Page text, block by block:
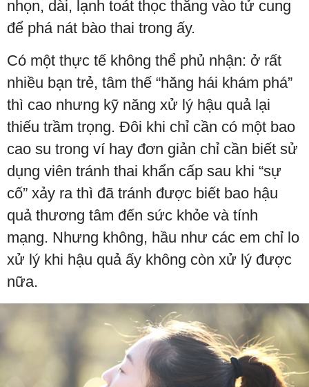
nhọn, dài, lạnh toát thọc thẳng vào tử cung
để phá nát bào thai trong ấy.
Có một thực tế không thể phủ nhận: ở rất
nhiều bạn trẻ, tâm thế “hăng hái khám phá”
thì cao nhưng kỹ năng xử lý hậu quả lại
thiếu trầm trọng. Đôi khi chỉ cần có một bao
cao su trong ví hay đơn giản chỉ cần biết sử
dụng viên tránh thai khẩn cấp sau khi “sự
cố” xảy ra thì đã tránh được biết bao hậu
quả thương tâm đến sức khỏe và tính
mạng. Nhưng không, hầu như các em chỉ lo
xử lý khi hậu quả ấy không còn xử lý được
nữa.